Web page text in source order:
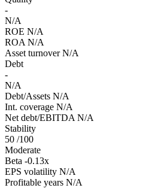
-
N/A
ROE N/A
ROA N/A
Asset turnover N/A
Debt
-
N/A
Debt/Assets N/A
Int. coverage N/A
Net debt/EBITDA N/A
Stability
50 /100
Moderate
Beta -0.13x
EPS volatility N/A
Profitable years N/A